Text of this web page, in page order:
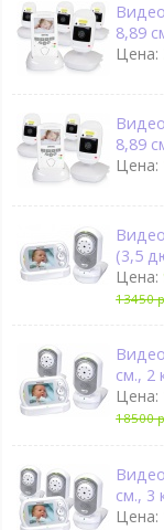
8,89
Цена:
8,89
Цена:
(3,5
Цена:
13450
см., 2
Цена:
18500
см., 3
Цена: